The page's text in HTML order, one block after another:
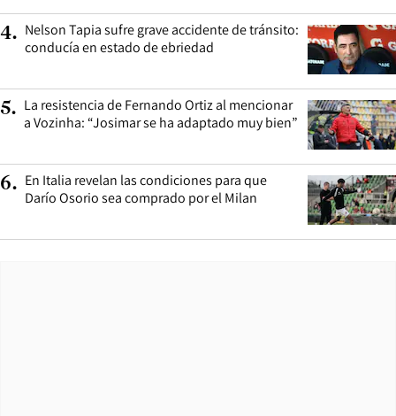
4. Nelson Tapia sufre grave accidente de tránsito:
conducía en estado de ebriedad
5. La resistencia de Fernando Ortiz al mencionar
a Vozinha: “Josimar se ha adaptado muy bien”
6. En Italia revelan las condiciones para que
Darío Osorio sea comprado por el Milan